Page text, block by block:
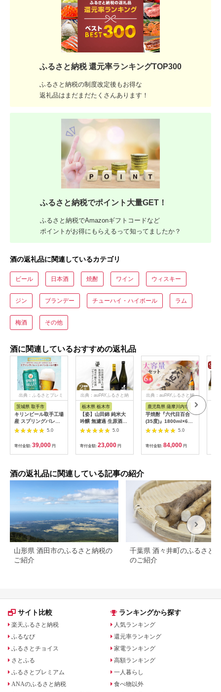
ふるさと納税 還元率ランキングTOP300
ふるさと納税の制度改定後もお得な
返礼品はまだまだたくさんあります！
ふるさと納税でポイント大量GET！
ふるさと納税でAmazonギフトコードなど
ポイントがお得にもらえるって知ってましたか？
酒の返礼品に関連しているカテゴリ
ビール 日本酒 焼酎 ワイン ウィスキー
ジン ブランデー チューハイ・ハイボール ラム
梅酒 その他
酒に関連しているおすすめの返礼品
出典：ふるさとプレミ
茨城県 取手市
キリンビール取手工場
産 スプリングバレー
ジャパンエール〈香〉
350ml缶-24本×2ケー
ス|KIRIN 麒麟 ビール
クラフトビール
SPRING VALLEY
手市（AB076-1）
5.0
寄付金額: 39,000 円
出典：auPAYふるさと納
栃木県 栃木市
【姿】山田錦 純米大
吟醸 無濾過 生原酒・
純米吟醸生原酒Black
Impact セット｜ お酒
さけ 日本酒 地酒 純米
大吟醸 無濾過 原酒 人
気 ギフト 栃木
5.0
寄付金額: 23,000 円
出典：auPAYふるさと納
税
鹿児島県 薩摩川内市
芋焼酎『六代目百合
(35度)』1800ml×6本
セット 塩田酒造 ISR-
5.0
寄付金額: 84,000 円
酒の返礼品に関連している記事の紹介
山形県 酒田市のふるさと納税の
ご紹介
千葉県 酒々井町のふるさと
のご紹介
サイト比較
楽天ふるさと納税
ふるなび
ふるさとチョイス
さとふる
ふるさとプレミアム
ANAのふるさと納税
ランキングから探す
人気ランキング
還元率ランキング
家電ランキング
高額ランキング
一人暮らし
食べ物以外